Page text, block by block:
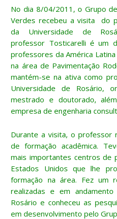
No dia 8/04/2011, o Grupo
Verdes recebeu a visita do
da Universidade de
professor Tosticarelli é um
professores da América
na área de Pavimentação
mantém-se na ativa como
Universidade de Rosário,
mestrado e doutorado,
empresa de engenharia
Durante a visita, o professor
de formação acadêmica.
mais importantes centros de
Estados Unidos que lhe
formação na área. Fez um
realizadas e em
Rosário e conheceu as
em desenvolvimento pelo